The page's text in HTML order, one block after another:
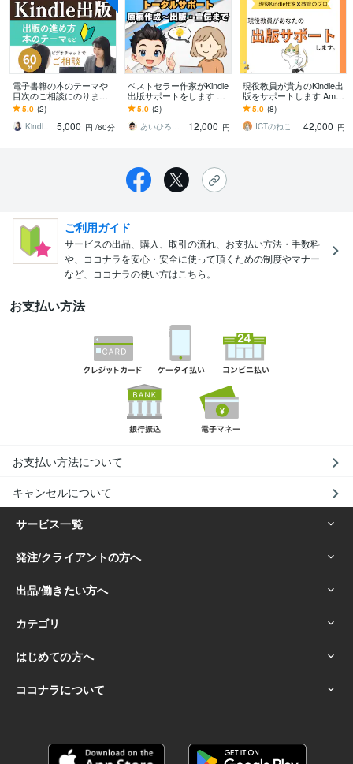
電子書籍の本のテーマや
目次のご相談にのります
Kindle出版の進め方からブ
ランディングに関するご
相談も可
5.0 (2)
Kindle電子書籍出版サポーターさゆり 5,000 円 /60分
ベストセラー作家がKindle
出版サポートをします 初
出版～初心者でも分かり
やすい・安心・丁寧なサ
ポートします。
5.0 (2)
あいひろ┃習慣＆Kindle出版サポート
12,000 円
現役教員が貴方のKindle出
版をサポートします Amaz
onベストセラー作家が貴
方の出版の困り事を解決!
5.0 (8)
ICTのねこ
42,000 円
ご利用ガイド
サービスの出品、購入、取引の流れ、お支払い方法・手数料
や、ココナラを安心・安全に使って頂くための制度やマナー
など、ココナラの使い方はこちら。
お支払い方法
お支払い方法について
キャンセルについて